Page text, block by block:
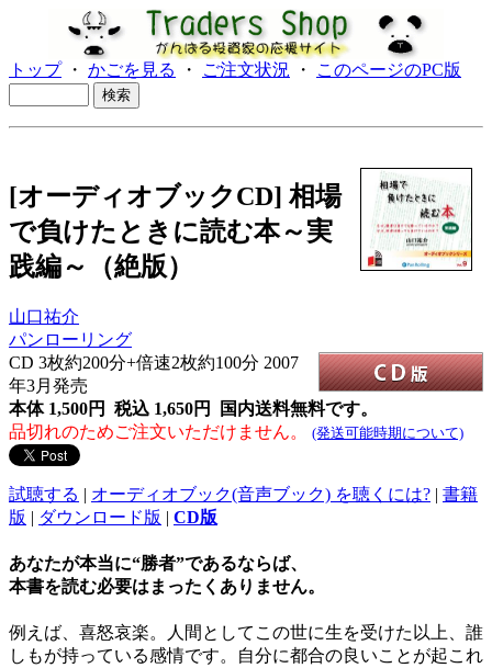
トップ・ かごを見る ・ ご注文状況 ・ このページのPC版
[オーディオブックCD] 相場
で負けたときに読む本～実
践編～（絶版）
山口祐介
パンローリング
CD 3枚約200分+倍速2枚約100分 2007
年3月発売
本体 1,500円 税込 1,650円
国内送料無料です。
品切れのためご注文いただけません。
(発送可能時期について)
試聴する | オーディオブック(音声ブック) を聴くには? | 書籍
版 | ダウンロード版 | CD版
あなたが本当に“勝者”であるならば、
本書を読む必要はまったくありません。
例えば、喜怒哀楽。人間としてこの世に生を受けた以上、誰
しもが持っている感情です。自分に都合の良いことが起これ